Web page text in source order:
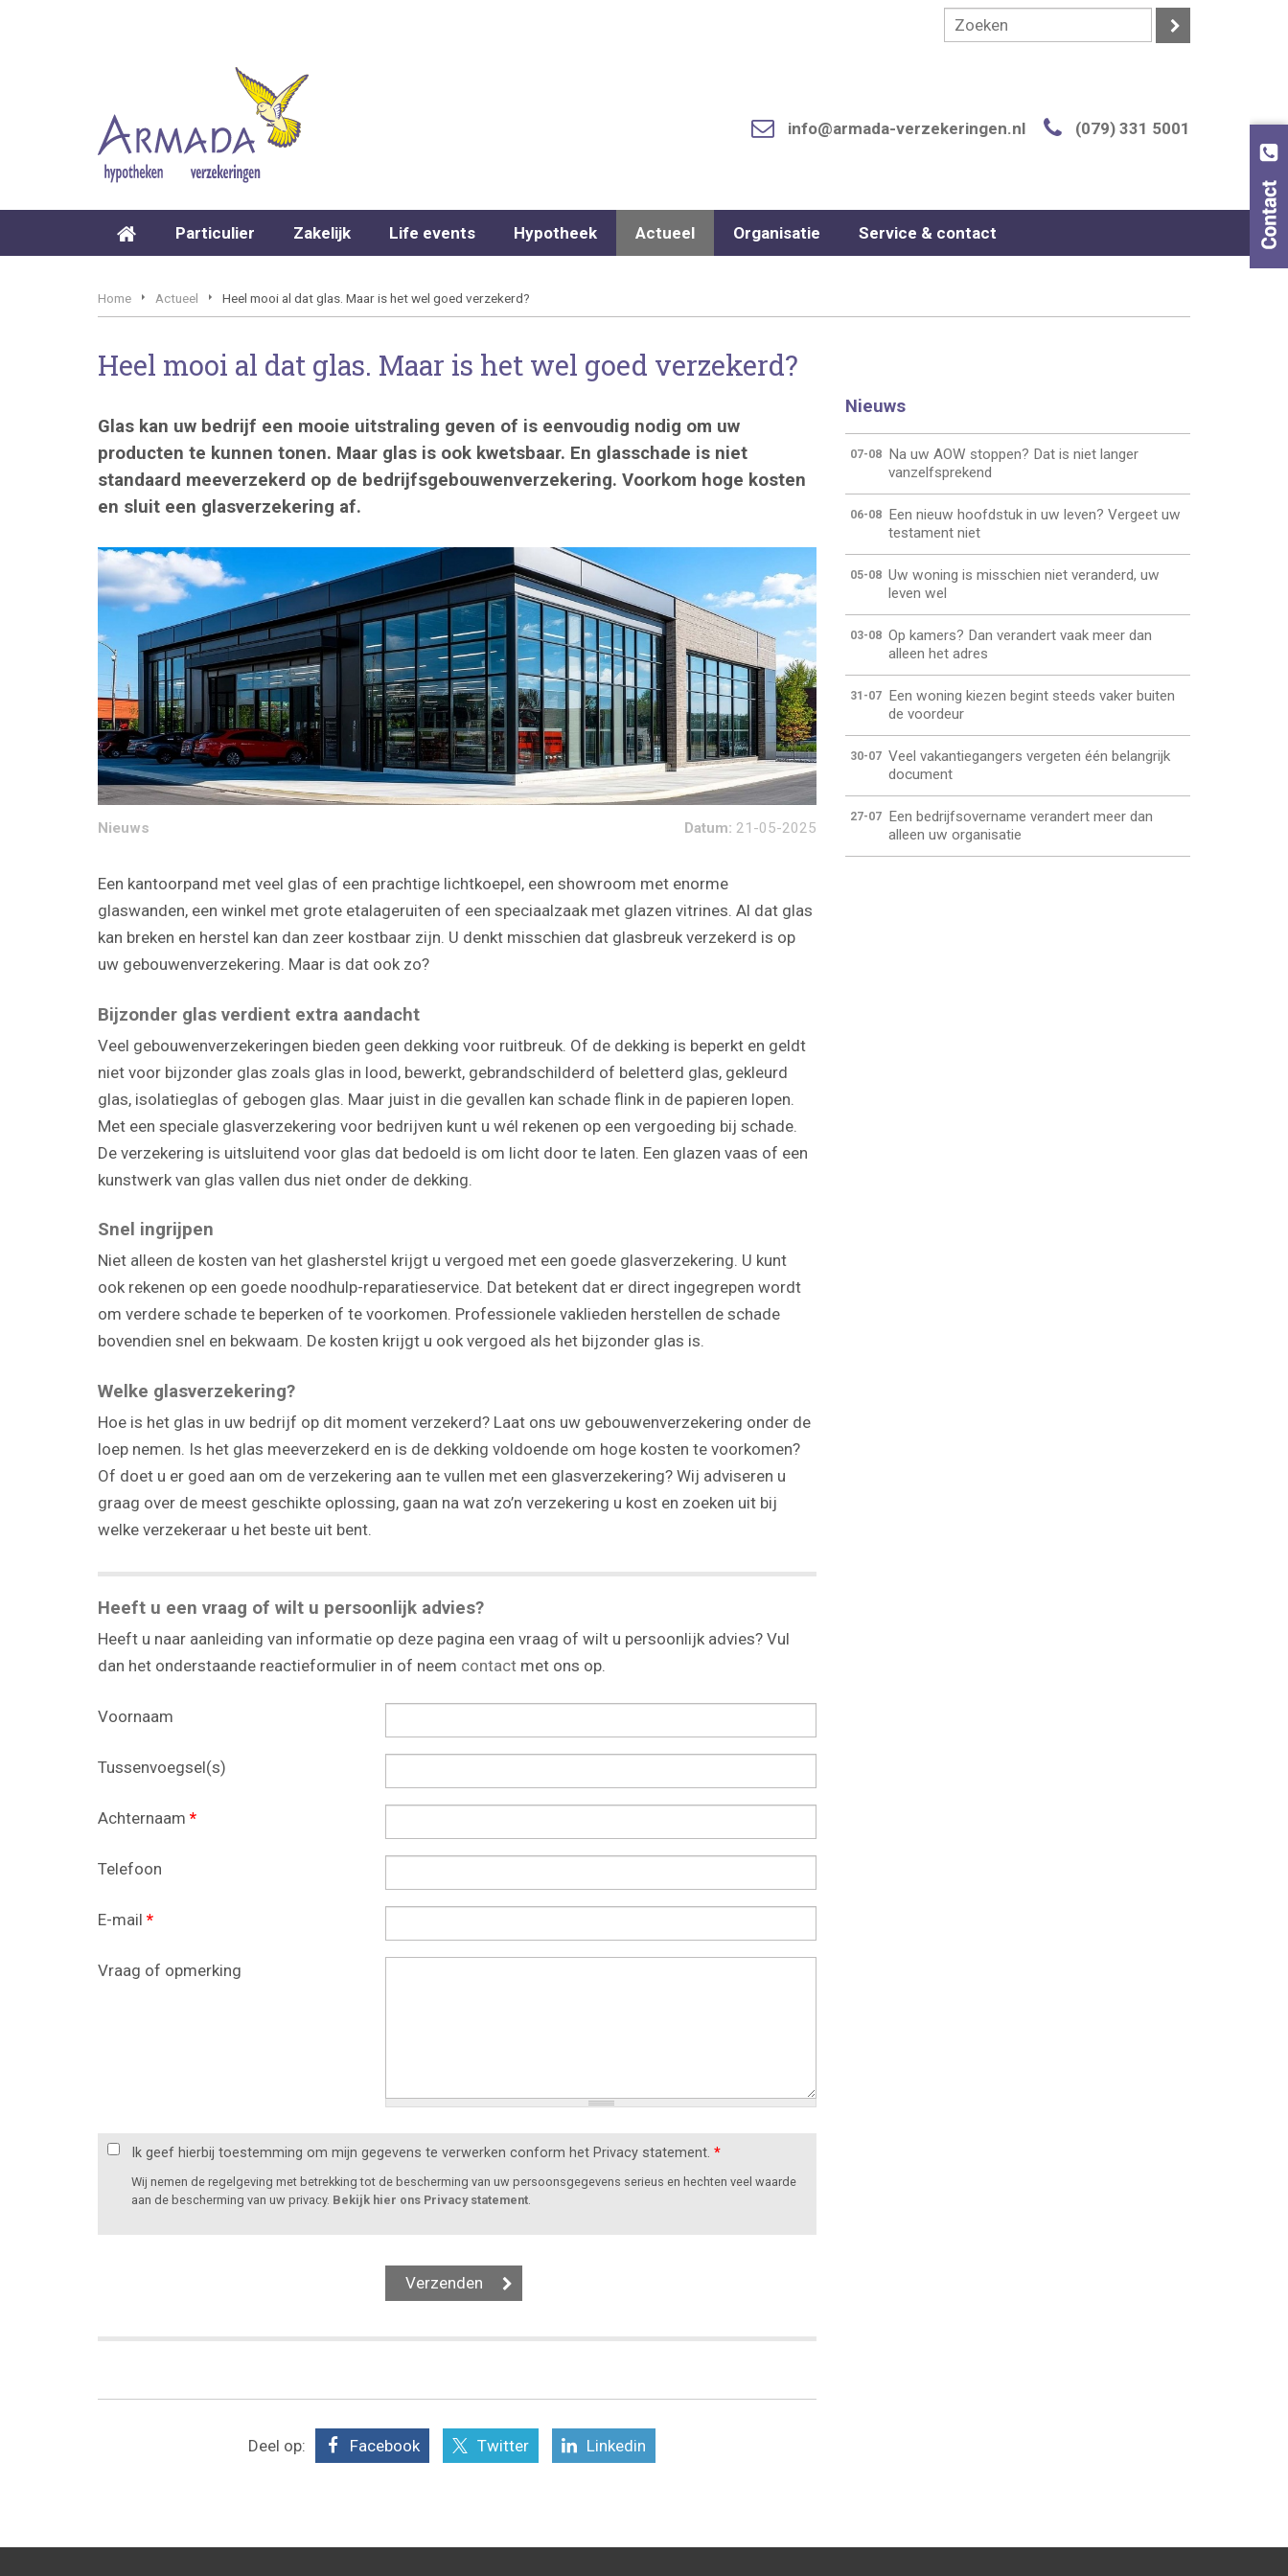
info@armada-verzekeringen.nl (079) 331 5001
Particulier Zakelijk Life events Hypotheek Actueel Organisatie Service & contact
Home Actueel Heel mooi al dat glas. Maar is het wel goed verzekerd?
Heel mooi al dat glas. Maar is het wel goed verzekerd?
Glas kan uw bedrijf een mooie uitstraling geven of is eenvoudig nodig om uw
producten te kunnen tonen. Maar glas is ook kwetsbaar. En glasschade is niet
standaard meeverzekerd op de bedrijfsgebouwenverzekering. Voorkom hoge kosten
en sluit een glasverzekering af.
Nieuws Datum: 21-05-2025
Een kantoorpand met veel glas of een prachtige lichtkoepel, een showroom met enorme
glaswanden, een winkel met grote etalageruiten of een speciaalzaak met glazen vitrines. Al dat glas
kan breken en herstel kan dan zeer kostbaar zijn. U denkt misschien dat glasbreuk verzekerd is op
uw gebouwenverzekering. Maar is dat ook zo?
Bijzonder glas verdient extra aandacht
Veel gebouwenverzekeringen bieden geen dekking voor ruitbreuk. Of de dekking is beperkt en geldt
niet voor bijzonder glas zoals glas in lood, bewerkt, gebrandschilderd of beletterd glas, gekleurd
glas, isolatieglas of gebogen glas. Maar juist in die gevallen kan schade flink in de papieren lopen.
Met een speciale glasverzekering voor bedrijven kunt u wél rekenen op een vergoeding bij schade.
De verzekering is uitsluitend voor glas dat bedoeld is om licht door te laten. Een glazen vaas of een
kunstwerk van glas vallen dus niet onder de dekking.
Snel ingrijpen
Niet alleen de kosten van het glasherstel krijgt u vergoed met een goede glasverzekering. U kunt
ook rekenen op een goede noodhulp-reparatieservice. Dat betekent dat er direct ingegrepen wordt
om verdere schade te beperken of te voorkomen. Professionele vaklieden herstellen de schade
bovendien snel en bekwaam. De kosten krijgt u ook vergoed als het bijzonder glas is.
Welke glasverzekering?
Hoe is het glas in uw bedrijf op dit moment verzekerd? Laat ons uw gebouwenverzekering onder de
loep nemen. Is het glas meeverzekerd en is de dekking voldoende om hoge kosten te voorkomen?
Of doet u er goed aan om de verzekering aan te vullen met een glasverzekering? Wij adviseren u
graag over de meest geschikte oplossing, gaan na wat zo’n verzekering u kost en zoeken uit bij
welke verzekeraar u het beste uit bent.
Heeft u een vraag of wilt u persoonlijk advies?
Heeft u naar aanleiding van informatie op deze pagina een vraag of wilt u persoonlijk advies? Vul
dan het onderstaande reactieformulier in of neem contact met ons op.
Voornaam
Tussenvoegsel(s)
Achternaam *
Telefoon
E-mail *
Vraag of opmerking
Ik geef hierbij toestemming om mijn gegevens te verwerken conform het Privacy statement. *
Wij nemen de regelgeving met betrekking tot de bescherming van uw persoonsgegevens serieus en hechten veel waarde
aan de bescherming van uw privacy. Bekijk hier ons Privacy statement.
Deel op: Facebook Twitter Linkedin
Nieuws
07-08 Na uw AOW stoppen? Dat is niet langer
vanzelfsprekend
06-08 Een nieuw hoofdstuk in uw leven? Vergeet uw
testament niet
05-08 Uw woning is misschien niet veranderd, uw
leven wel
03-08 Op kamers? Dan verandert vaak meer dan
alleen het adres
31-07 Een woning kiezen begint steeds vaker buiten
de voordeur
30-07 Veel vakantiegangers vergeten één belangrijk
document
27-07 Een bedrijfsovername verandert meer dan
alleen uw organisatie